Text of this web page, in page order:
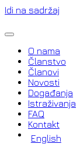
Idi na sadržaj
O nama
Članstvo
Članovi
Novosti
Događanja
Istraživanja
FAQ
Kontakt
English